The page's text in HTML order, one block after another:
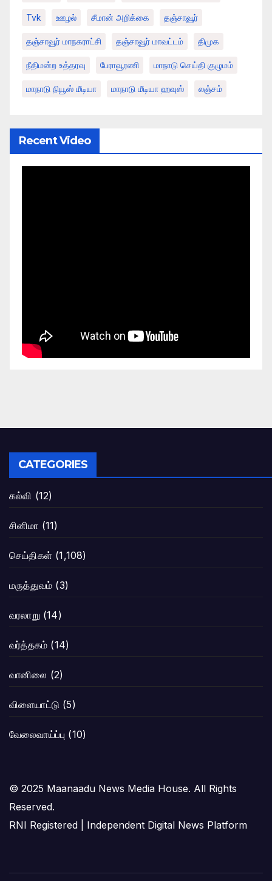
Tvk ஊழல் சீமான் அறிக்கை தஞ்சாவூர்
தஞ்சாவூர் மாநகராட்சி தஞ்சாவூர் மாவட்டம் திமுக
நீதிமன்ற உத்தரவு பேராவூரணி மாநாடு செய்தி குழுமம்
மாநாடு நியூஸ் மீடியா மாநாடு மீடியா ஹவுஸ் லஞ்சம்
Recent Video
CATEGORIES
கல்வி (12)
சினிமா (11)
செய்திகள் (1,108)
மருத்துவம் (3)
வரலாறு (14)
வர்த்தகம் (14)
வானிலை (2)
விளையாட்டு (5)
வேலைவாய்ப்பு (10)
© 2025 Maanaadu News Media House. All Rights
Reserved.
RNI Registered | Independent Digital News Platform